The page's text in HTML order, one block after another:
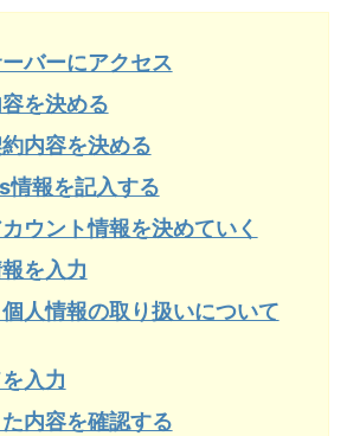
バーにアクセス
を決める
内容を決める
報を記入する
ウント情報を決めていく
を入力
人情報の取り扱いについて
入力
内容を確認する